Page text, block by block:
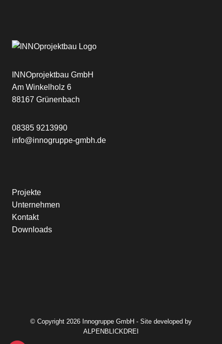
INNOprojektbau GmbH
Am Winkelholz 6
88167 Grünenbach
08385 9213990
info@innogruppe-gmbh.de
Projekte
Unternehmen
Kontakt
Downloads
© Copyright 2026 Innogruppe GmbH - Site developed by
ALPENBLICKDREI